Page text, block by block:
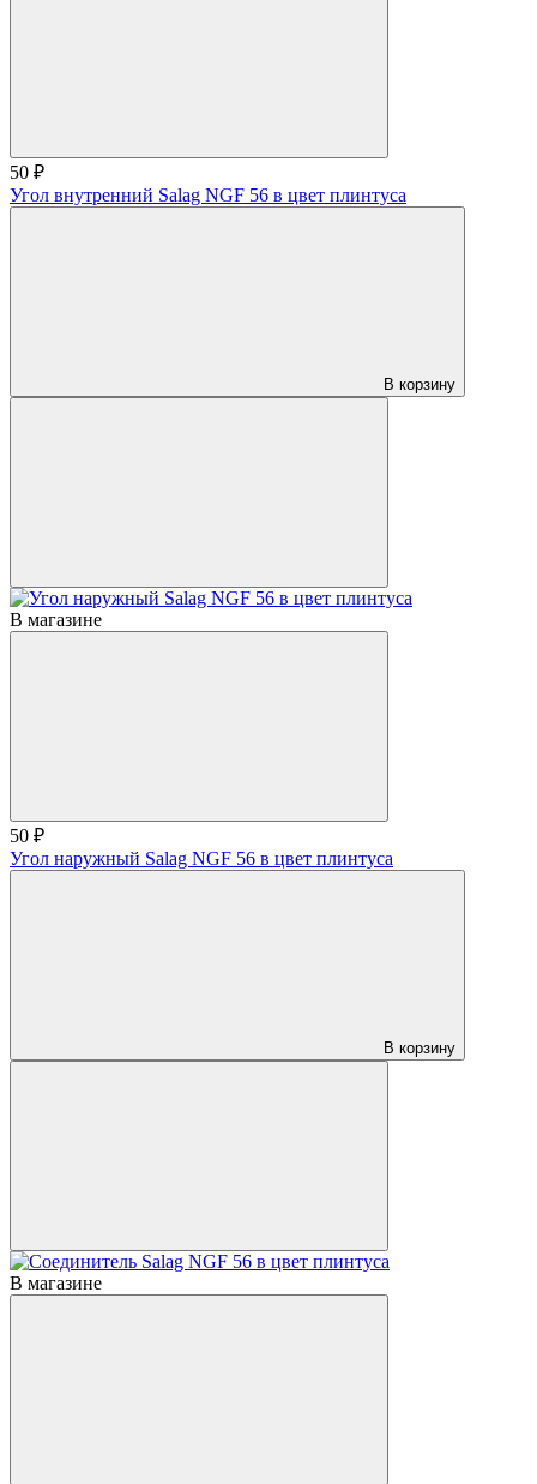
50 ₽
Угол внутренний Salag NGF 56 в цвет плинтуса
В корзину
В магазине
50 ₽
Угол наружный Salag NGF 56 в цвет плинтуса
В корзину
В магазине